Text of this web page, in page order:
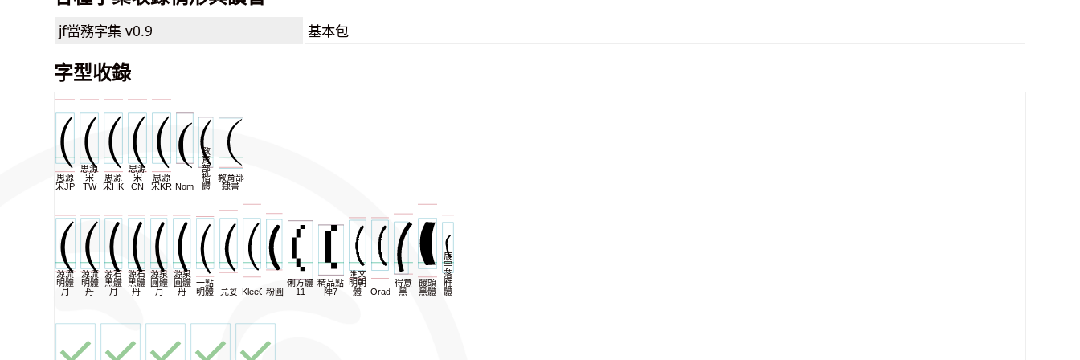
jf當務字集 v0.9 基本包
字型收錄
思源
宋JP
思源
宋
TW
思源
宋HK
思源
宋
CN
思源
宋KR NomNaTong
教
育
部
楷
體
教育部
隸書
源流
明體
月
源流
明體
丹
源石
黑體
月
源石
黑體
丹
源泉
圓體
月
源泉
圓體
丹
一點
明體
芫荽 KleeOne粉圓
俐方體
11
精品點
陣7
匯文
明朝
體
Oradano
得意
黑
饅頭
黑體
辰
宇
落
雁
體